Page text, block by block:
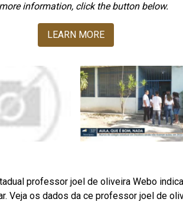
information, click the button below.
LEARN MORE
professor joel de oliveira Webo
Veja os dados da ce professor joel de